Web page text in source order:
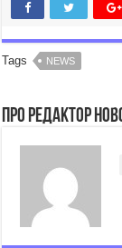
Tags NEWS
Про Редактор